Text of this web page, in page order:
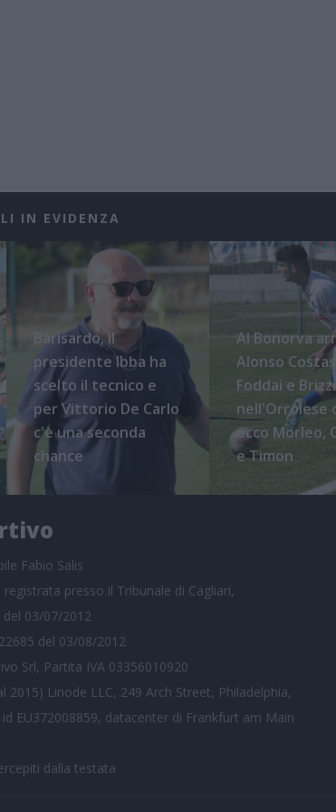
IN EVIDENZA
Barisardo, il
presidente Ibba ha
scelto il tecnico e
per Vittorio De Carlo
c'è una seconda
chance
Al Bonorva
Alonso Costas,
Foddai e
nell'Orrolese
ecco Morleo,
e Timon
Fabio Salis
presso il Tribunale di Cagliari,
03/07/2012
del 03/08/2012
Srl, Partita IVA 03356010920
2015) Linode LLC, 249 Arch Street, Philadelphia,
id EU372008859, datacenter di Frankfurt am Main
dalla testata